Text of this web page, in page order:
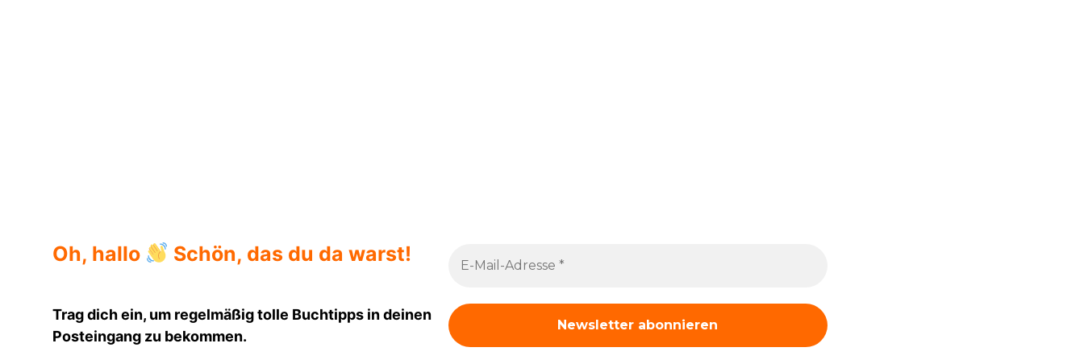
Oh, hallo Schön, das du da warst!
Trag dich ein, um regelmäßig tolle Buchtipps in deinen
Posteingang zu bekommen.